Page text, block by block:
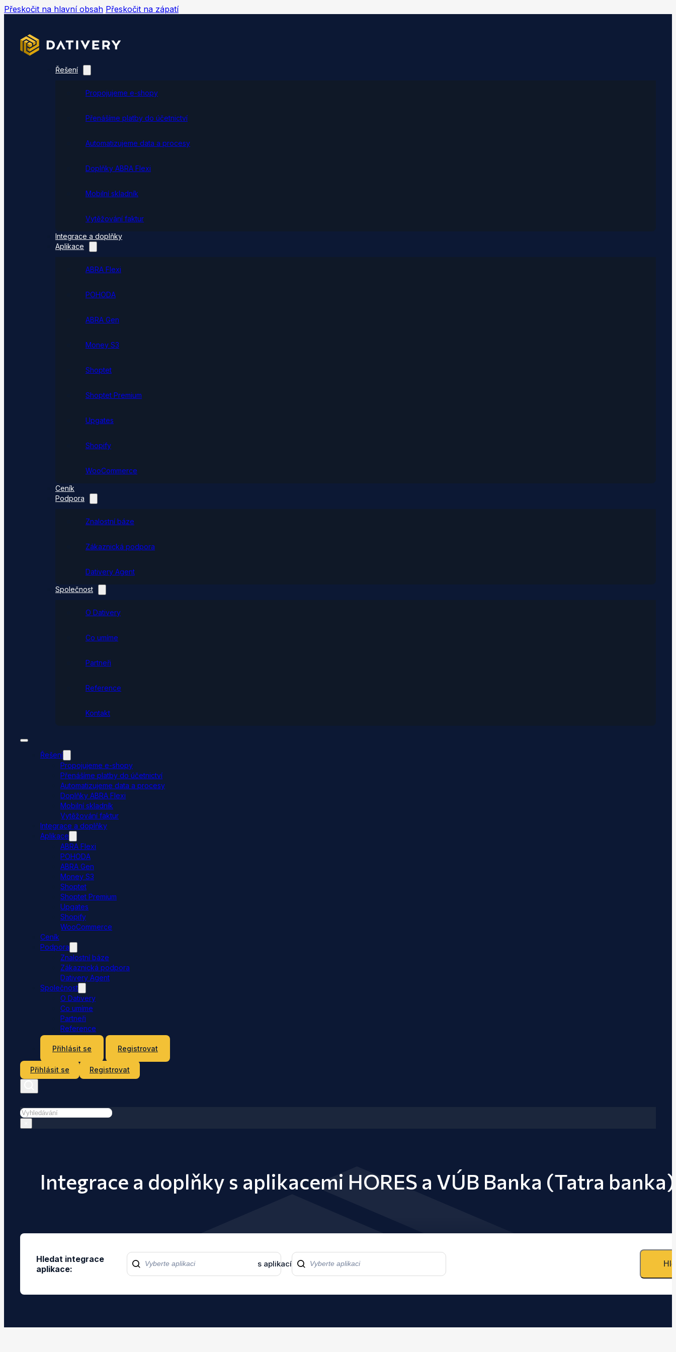
Přeskočit na hlavní obsah Přeskočit na zápatí
Řešení
Propojujeme e-shopy
Přenášíme platby do účetnictví
Automatizujeme data a procesy
Doplňky ABRA Flexi
Mobilní skladník
Vytěžování faktur
Integrace a doplňky
Aplikace
ABRA Flexi
POHODA
ABRA Gen
Money S3
Shoptet
Shoptet Premium
Upgates
Shopify
WooCommerce
Ceník
Podpora
Znalostní báze
Zákaznická podpora
Dativery Agent
Společnost
O Dativery
Co umíme
Partneři
Reference
Kontakt
Řešení
Propojujeme e-shopy
Přenášíme platby do účetnictví
Automatizujeme data a procesy
Doplňky ABRA Flexi
Mobilní skladník
Vytěžování faktur
Integrace a doplňky
Aplikace
ABRA Flexi
POHODA
ABRA Gen
Money S3
Shoptet
Shoptet Premium
Upgates
Shopify
WooCommerce
Ceník
Podpora
Znalostní báze
Zákaznická podpora
Dativery Agent
Společnost
O Dativery
Co umíme
Partneři
Reference
Přihlásit se
Registrovat
Přihlásit se Registrovat
Hledat
Integrace a doplňky s aplikacemi HORES a VÚB Banka (Tatra banka)
Hledat integrace
aplikace:
s aplikací